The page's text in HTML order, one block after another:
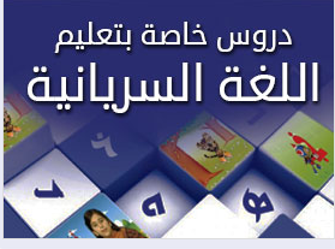
2026-08-03العراق يؤكد مجدداً التزامه
بمنع الهجمات على الدول المجاورة
2026-08-03العجز والاقتراض يطوقان
المالية العراقية.. اقتراض يتجاوز 3 تريليونات
دينار!
2026-08-03كوبا تغرق في الظلام مجددا